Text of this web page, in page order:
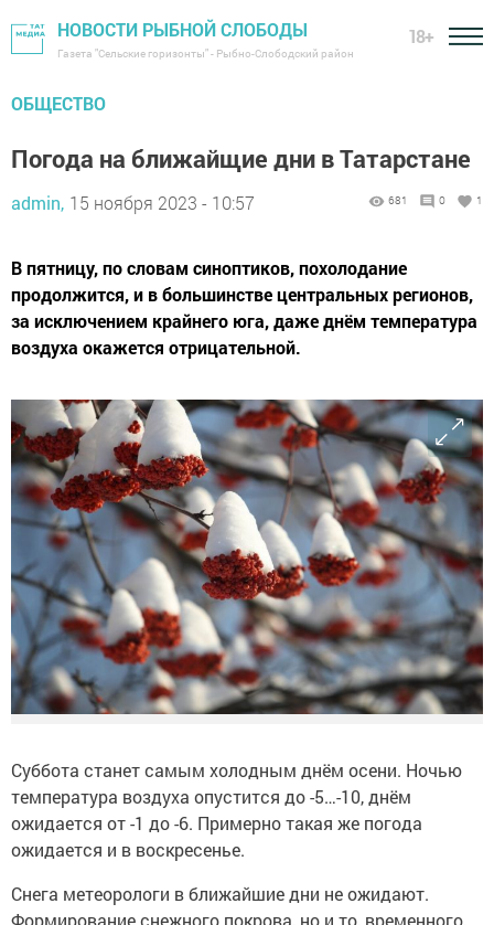
НОВОСТИ РЫБНОЙ СЛОБОДЫ
Газета "Сельские горизонты" - Рыбно-Слободский район
18+
ОБЩЕСТВО
Погода на ближайщие дни в Татарстане
admin, 15 ноября 2023 - 10:57 681 0 1
В пятницу, по словам синоптиков, похолодание
продолжится, и в большинстве центральных регионов,
за исключением крайнего юга, даже днём температура
воздуха окажется отрицательной.
Суббота станет самым холодным днём осени. Ночью
температура воздуха опустится до -5…-10, днём
ожидается от -1 до -6. Примерно такая же погода
ожидается и в воскресенье.
Снега метеорологи в ближайшие дни не ожидают.